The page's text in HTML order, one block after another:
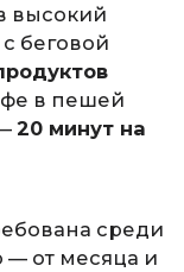
высокий
с беговой
в пешей
20 минут на
среди
— от месяца и